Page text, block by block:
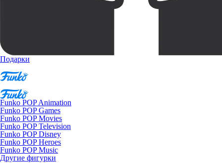
Подарки
Funko POP Animation
Funko POP Games
Funko POP Movies
Funko POP Television
Funko POP Disney
Funko POP Heroes
Funko POP Music
Другие фигурки